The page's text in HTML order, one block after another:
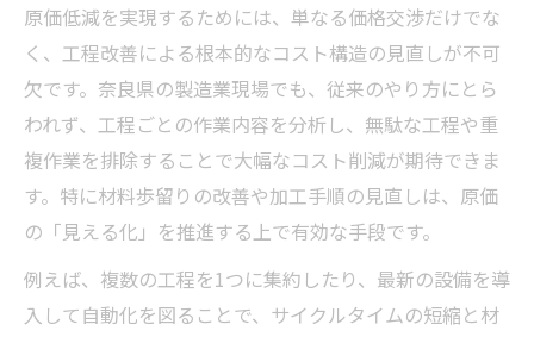
原価低減を実現するためには、単なる価格交渉だけでな
く、工程改善による根本的なコスト構造の見直しが不可
欠です。奈良県の製造業現場でも、従来のやり方にとら
われず、工程ごとの作業内容を分析し、無駄な工程や重
複作業を排除することで大幅なコスト削減が期待できま
す。特に材料歩留りの改善や加工手順の見直しは、原価
の「見える化」を推進する上で有効な手段です。
例えば、複数の工程を1つに集約したり、最新の設備を導
入して自動化を図ることで、サイクルタイムの短縮と材